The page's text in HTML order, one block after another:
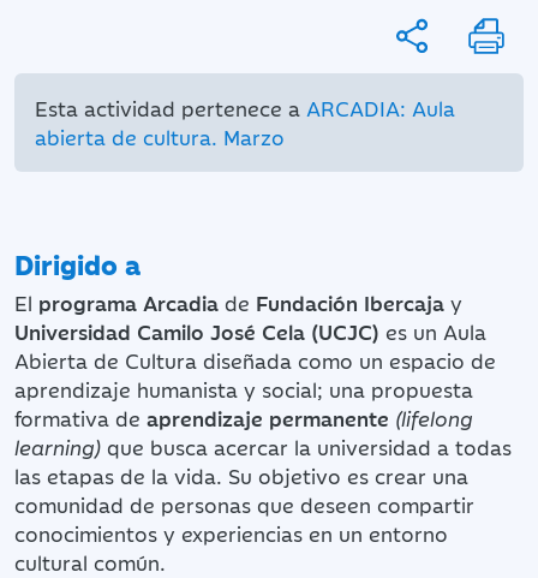
Esta actividad pertenece a ARCADIA: Aula
abierta de cultura. Marzo
Dirigido a
El programa Arcadia de Fundación Ibercaja y
Universidad Camilo José Cela (UCJC) es un Aula
Abierta de Cultura diseñada como un espacio de
aprendizaje humanista y social; una propuesta
formativa de aprendizaje permanente (lifelong
learning) que busca acercar la universidad a todas
las etapas de la vida. Su objetivo es crear una
comunidad de personas que deseen compartir
conocimientos y experiencias en un entorno
cultural común.